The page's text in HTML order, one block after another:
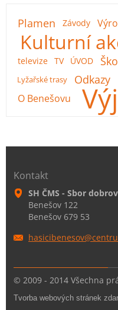
Plamen Závody
Kulturní
televize TV ÚVOD
Lyžařské trasy Odkazy
O Benešovu
Kontakt
SH ČMS - Sbor
Benešov 122
Benešov 679 53
hasicibenesov@ce
© 2009 - 2014 Všechna
Tvorba webových stránek